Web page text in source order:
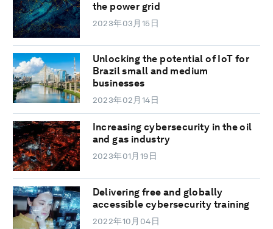
the power grid
2023年03月15日
Unlocking the potential of IoT for
Brazil small and medium
businesses
2023年02月14日
Increasing cybersecurity in the oil
and gas industry
2023年01月19日
Delivering free and globally
accessible cybersecurity training
2022年10月04日